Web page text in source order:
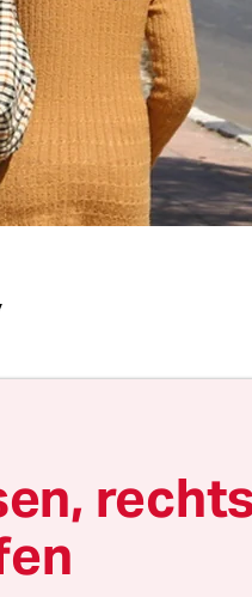
verurteilte
eine Lehrerin, die
Sie wollte damit die
sie kein Kopftuch
eine
sich an einer